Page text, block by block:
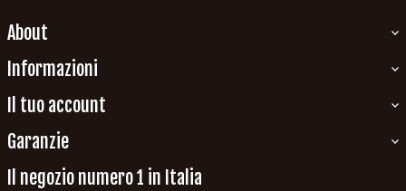
About
Informazioni
Il tuo account
Garanzie
Il negozio numero 1 in Italia